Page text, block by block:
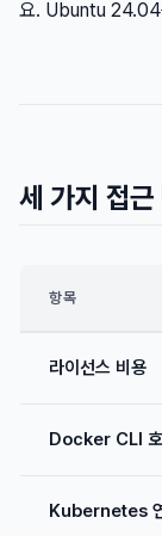
요. Ubuntu 24.04
세 가지 접
항목
라이선스 비용
Docker CLI
Kubernetes